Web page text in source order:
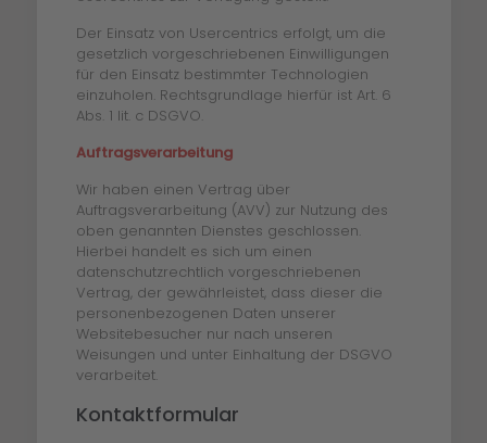
Der Einsatz von Usercentrics erfolgt, um die
gesetzlich vorgeschriebenen Einwilligungen
für den Einsatz bestimmter Technologien
einzuholen. Rechtsgrundlage hierfür ist Art. 6
Abs. 1 lit. c DSGVO.
Auftragsverarbeitung
Wir haben einen Vertrag über
Auftragsverarbeitung (AVV) zur Nutzung des
oben genannten Dienstes geschlossen.
Hierbei handelt es sich um einen
datenschutzrechtlich vorgeschriebenen
Vertrag, der gewährleistet, dass dieser die
personenbezogenen Daten unserer
Websitebesucher nur nach unseren
Weisungen und unter Einhaltung der DSGVO
verarbeitet.
Kontaktformular